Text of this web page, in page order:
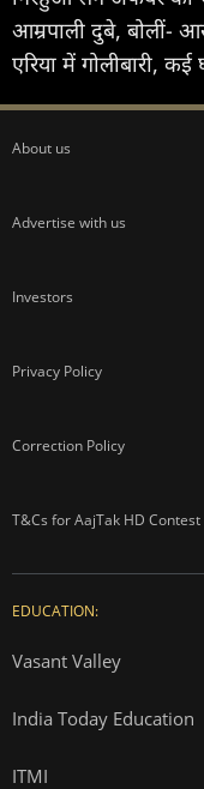
आम्रपाली दुबे, बोलीं-
एरिया में गोलीबारी,
About us
Advertise with us
Investors
Privacy Policy
Correction Policy
T&Cs for AajTak HD Contest
EDUCATION:
Vasant Valley
India Today Education
ITMI